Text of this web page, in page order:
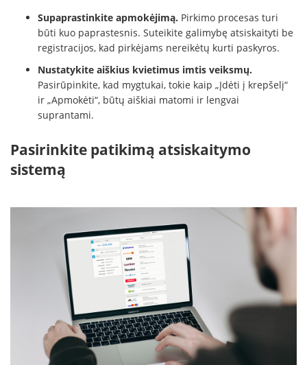
Supaprastinkite apmokėjimą. Pirkimo procesas turi
būti kuo paprastesnis. Suteikite galimybę atsiskaityti be
registracijos, kad pirkėjams nereikėtų kurti paskyros.
Nustatykite aiškius kvietimus imtis veiksmų.
Pasirūpinkite, kad mygtukai, tokie kaip „Įdėti į krepšelį“
ir „Apmokėti“, būtų aiškiai matomi ir lengvai
suprantami.
Pasirinkite patikimą atsiskaitymo
sistemą